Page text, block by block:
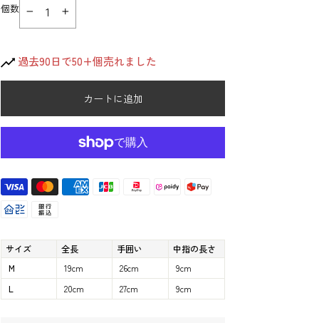
個数
過去90日で50+個売れました
カートに追加
サイズ 全長 手囲い
中指の長さ
M
19cm 26cm
9cm
L
20cm 27cm 9cm